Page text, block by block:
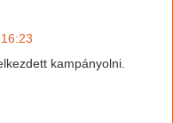
kampányolni.